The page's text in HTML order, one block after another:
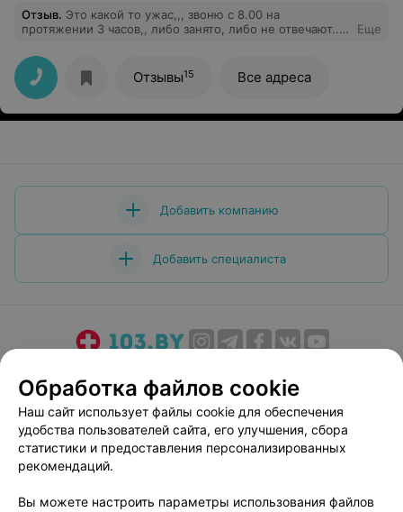
Отзыв. Это какой то ужас,,, звоню с 8.00 на
протяжении 3 часов,, либо занято, либо не отвечают..
Еще
Отзывы15 Все адреса
Добавить компанию
Добавить специалиста
Медицинский маркетинг
Публичный договор
Пользовательское соглашение
Способы оплаты
Вакансии
Партнеры
Написать руководителю 103.by
Обработка файлов cookie
Наш сайт использует файлы cookie для обеспечения
удобства пользователей сайта, его улучшения, сбора
статистики и предоставления персонализированных
рекомендаций.
Вы можете настроить параметры использования файлов